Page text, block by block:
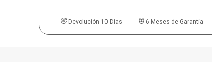
Devolución 10 Días 6 Meses de Garantía